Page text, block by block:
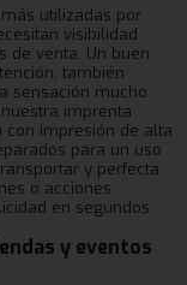
utilizadas por
visibilidad
de venta. Un buen
también
sensación mucho
imprenta
con impresión de alta
para un uso
y perfecta
o acciones
en segundos.
y eventos